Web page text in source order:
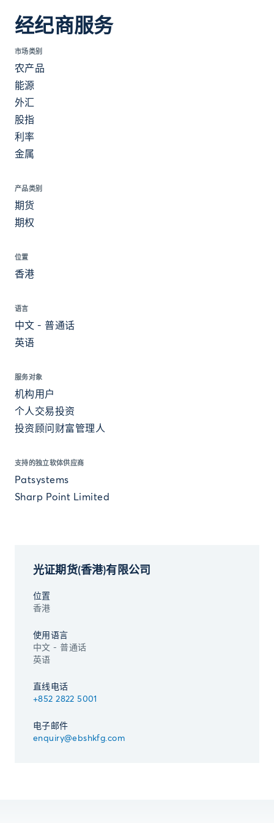
经纪商服务
市场类别
农产品
能源
外汇
股指
利率
金属
产品类别
期货
期权
位置
香港
语言
中文 - 普通话
英语
服务对象
机构用户
个人交易投资
投资顾问财富管理人
支持的独立软体供应商
Patsystems
Sharp Point Limited
光证期货(香港)有限公司
位置
香港
使用语言
中文 - 普通话
英语
直线电话
+852 2822 5001
电子邮件
enquiry@ebshkfg.com